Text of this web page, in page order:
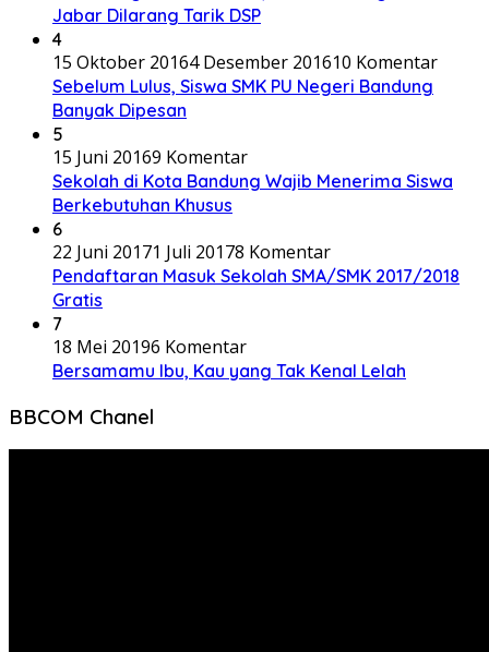
Jabar Dilarang Tarik DSP
4
15 Oktober 20164 Desember 201610 Komentar
Sebelum Lulus, Siswa SMK PU Negeri Bandung
Banyak Dipesan
5
15 Juni 20169 Komentar
Sekolah di Kota Bandung Wajib Menerima Siswa
Berkebutuhan Khusus
6
22 Juni 20171 Juli 20178 Komentar
Pendaftaran Masuk Sekolah SMA/SMK 2017/2018
Gratis
7
18 Mei 20196 Komentar
Bersamamu Ibu, Kau yang Tak Kenal Lelah
BBCOM Chanel